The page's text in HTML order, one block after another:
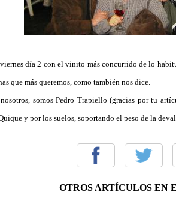
día 2 con el vinito más concurrido de lo
que más queremos, como también nos dice.
somos Pedro Trapiello (gracias por tu
y por los suelos, soportando el peso de la
OTROS ARTÍCULOS EN